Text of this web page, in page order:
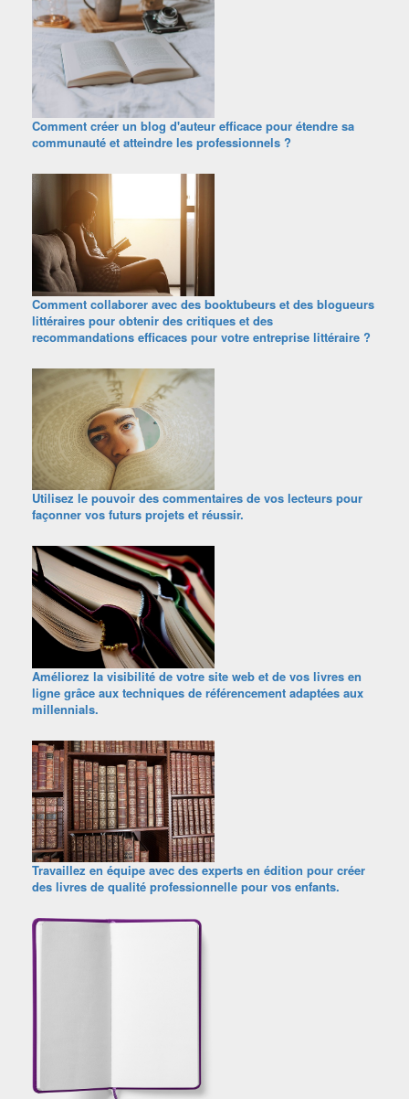
Comment créer un blog d'auteur efficace pour étendre sa
communauté et atteindre les professionnels ?
Comment collaborer avec des booktubeurs et des blogueurs
littéraires pour obtenir des critiques et des
recommandations efficaces pour votre entreprise littéraire ?
Utilisez le pouvoir des commentaires de vos lecteurs pour
façonner vos futurs projets et réussir.
Améliorez la visibilité de votre site web et de vos livres en
ligne grâce aux techniques de référencement adaptées aux
millennials.
Travaillez en équipe avec des experts en édition pour créer
des livres de qualité professionnelle pour vos enfants.